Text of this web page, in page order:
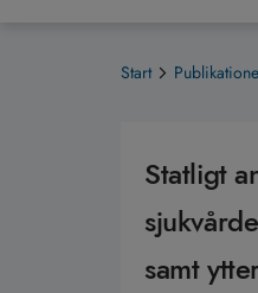
Start
Statligt
samt